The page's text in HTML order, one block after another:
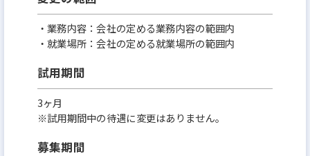
・業務内容：会社の定める業務内容の範囲内
・就業場所：会社の定める就業場所の範囲内
試用期間
3ヶ月
※試用期間中の待遇に変更はありません。
募集期間